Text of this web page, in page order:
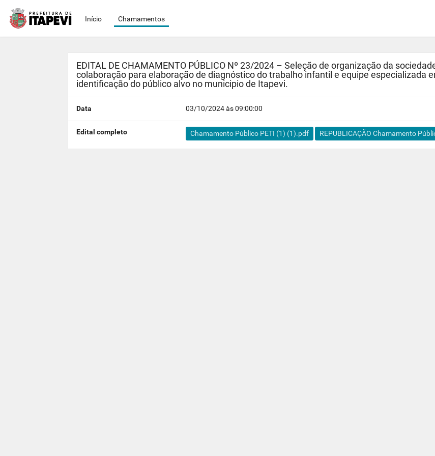
Início Chamamentos
EDITAL DE CHAMAMENTO PÚBLICO Nº 23/2024 – Seleção de organização da
colaboração para elaboração de diagnóstico do trabalho infantil e equipe especializada
identificação do público alvo no municipio de Itapevi.
Data 03/10/2024 às 09:00:00
Edital completo Chamamento Público PETI (1) (1).pdf REPUBLICAÇÃO Chamamento